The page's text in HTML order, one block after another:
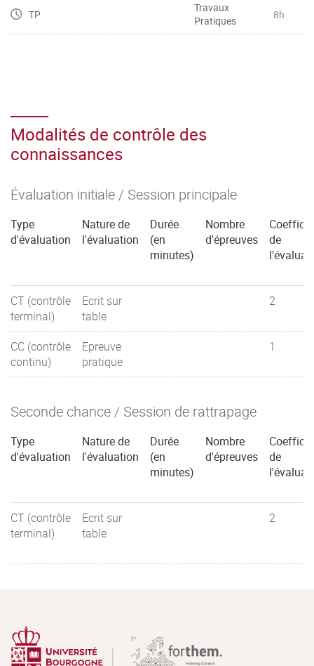
TP
Travaux
Pratiques
8h
Modalités de contrôle des
connaissances
Évaluation initiale / Session principale
Type
d'évaluation
Nature de
l'évaluation
Durée
(en
minutes)
Nombre
d'épreuves
de
CT (contrôle
terminal)
Ecrit sur
table
2
CC (contrôle
continu)
Epreuve
pratique
1
Seconde chance / Session de rattrapage
Type
d'évaluation
Nature de
l'évaluation
Durée
(en
minutes)
Nombre
d'épreuves
de
CT (contrôle
terminal)
Ecrit sur
table
2